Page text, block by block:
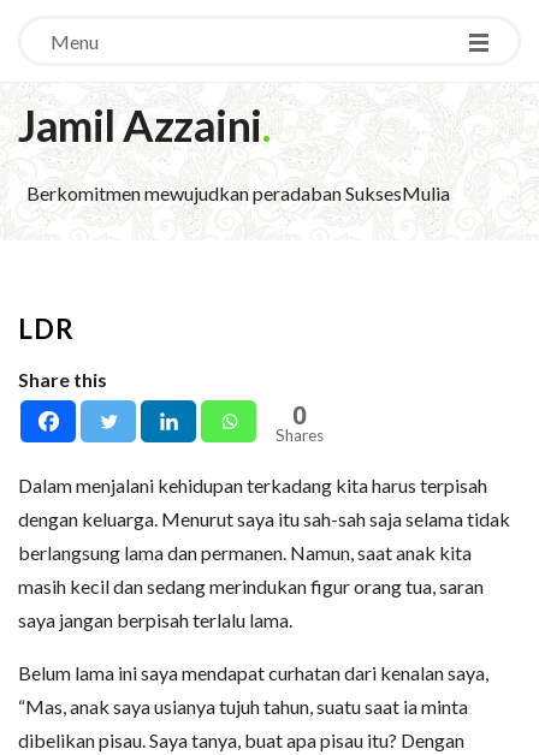
Menu
Jamil Azzaini.
Berkomitmen mewujudkan peradaban SuksesMulia
LDR
Share this
0
Shares
Dalam menjalani kehidupan terkadang kita harus terpisah
dengan keluarga. Menurut saya itu sah-sah saja selama tidak
berlangsung lama dan permanen. Namun, saat anak kita
masih kecil dan sedang merindukan figur orang tua, saran
saya jangan berpisah terlalu lama.
Belum lama ini saya mendapat curhatan dari kenalan saya,
“Mas, anak saya usianya tujuh tahun, suatu saat ia minta
dibelikan pisau. Saya tanya, buat apa pisau itu? Dengan